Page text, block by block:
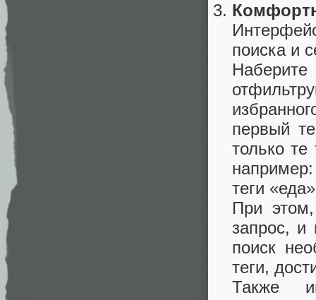
поиска и
первый
только те
теги
При этом,
запрос, и
поиск
теги,
Также